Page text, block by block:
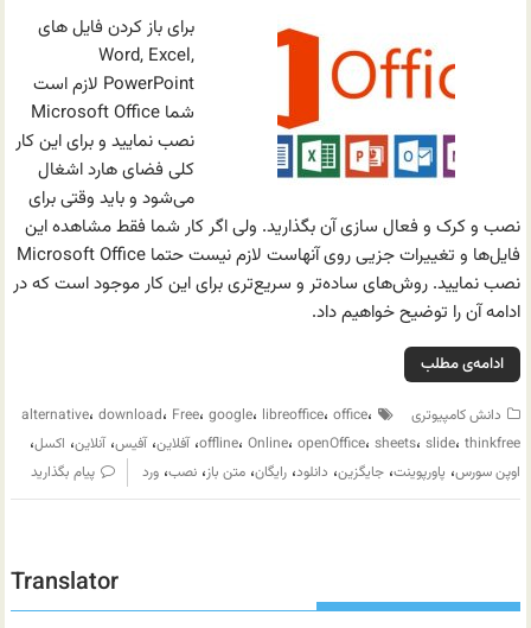
برای باز کردن فایل های
Word, Excel,
PowerPoint لازم است
شما Microsoft Office
نصب نمایید و برای این کار
کلی فضای هارد اشغال
می‌شود و باید وقتی برای
نصب و کرک و فعال سازی آن بگذارید. ولی اگر کار شما فقط مشاهده این
فایل‌ها و تغییرات جزیی روی آنهاست لازم نیست حتما Microsoft Office
نصب نمایید. روش‌های ساده‌تر و سریع‌تری برای این کار موجود است که در
ادامه آن را توضیح خواهیم داد.
ادامه‌ی مطلب
دانش کامپیوتری alternative، download، Free، google، libreoffice، office،
offline، Online، openOffice، sheets، slide، thinkfree ،آفلاین،آفیس،آنلاین، اکسل،
اوپن سورس، پاورپوینت،جایگزین، دانلود،رایگان،متن باز،نصب،ورد پیام بگذارید
Translator